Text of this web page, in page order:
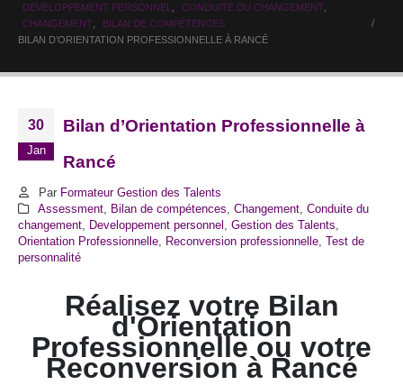
DEVELOPPEMENT PERSONNEL
CONDUITE DU CHANGEMENT
CHANGEMENT
BILAN DE COMPÉTENCES
BILAN D’ORIENTATION PROFESSIONNELLE À RANCÉ
30
Jan
Bilan d’Orientation Professionnelle à
Rancé
Par Formateur Gestion des Talents
Assessment, Bilan de compétences Changement, Conduite du
changement
Developpement personnel Gestion des Talents
Orientation Professionnelle
Reconversion professionnelle Test de
personnalité
Réalisez votre Bilan
d'Orientation
Professionnelle ou votre
Reconversion àRancé